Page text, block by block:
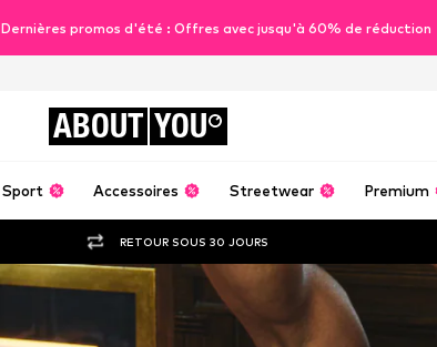
Dernières promos d'été : Offres avec jusqu'à 60% de réduction
ABOUT YOU
Sport Accessoires Streetwear Premium
RETOUR SOUS 30 JOURS